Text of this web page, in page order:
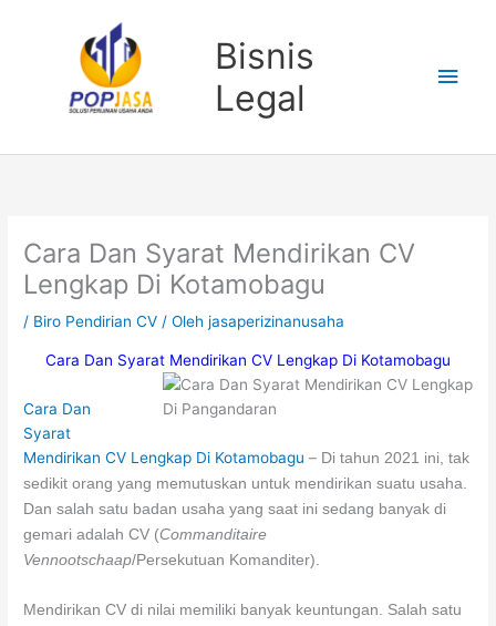
Bisnis
Legal
Cara Dan Syarat Mendirikan CV
Lengkap Di Kotamobagu
/ Biro Pendirian CV / Olehjasaperizinanusaha
Cara Dan Syarat Mendirikan CV Lengkap Di Kotamobagu
Cara Dan
Syarat
Mendirikan CV Lengkap Di Kotamobagu – Di tahun 2021 ini, tak
sedikit orang yang memutuskan untuk mendirikan suatu usaha.
Dan salah satu badan usaha yang saat ini sedang banyak di
gemari adalah CV (Commanditaire
Vennootschaap/Persekutuan Komanditer).
Mendirikan CV di nilai memiliki banyak keuntungan. Salah satu